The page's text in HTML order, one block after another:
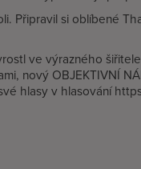
Připravil si oblíbené
ve výrazného
nový OBJEKTIVNÍ
hlasy v hlasování